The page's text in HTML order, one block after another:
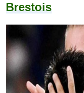
Brestois